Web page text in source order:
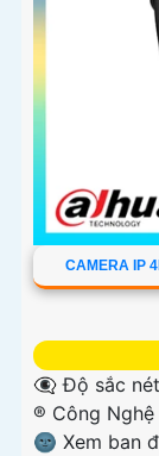
CAMERA IP
👁️‍🗨 Độ sắc
®️ Công Nghệ
🌚 Xem ban